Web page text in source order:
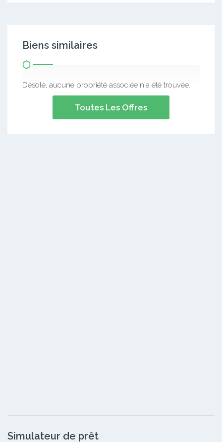
Biens similaires
Désolé, aucune propriété associée n'a été trouvée.
Toutes Les Offres
Simulateur de prêt